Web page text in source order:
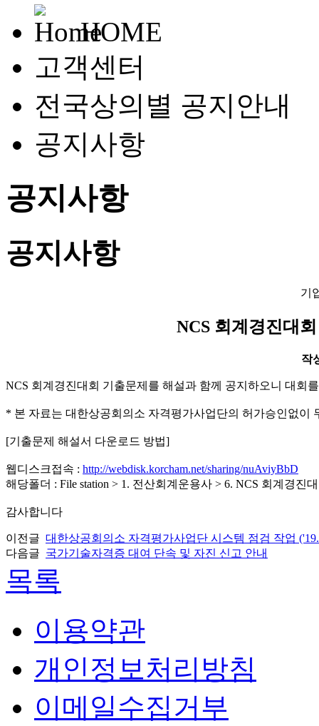
HOME
고객센터
전국상의별 공지안내
공지사항
공지사항
공지사항
기
NCS 회계경진대
작
NCS 회계경진대회 기출문제를 해설과 함께 공지하오니 대회
* 본 자료는 대한상공회의소 자격평가사업단의 허가승인없이
[기출문제 해설서 다운로드 방법]
웹디스크접속 : http://webdisk.korcham.net/sharing/nuAviyBbD
해당폴더 : File station > 1. 전산회계운용사 > 6. NCS 회계경진
감사합니다
이전글 대한상공회의소 자격평가사업단 시스템 점검 작업
다음글 국가기술자격증 대여 단속 및 자진 신고 안내
목록
이용약관
개인정보처리방침
이메일수집거부